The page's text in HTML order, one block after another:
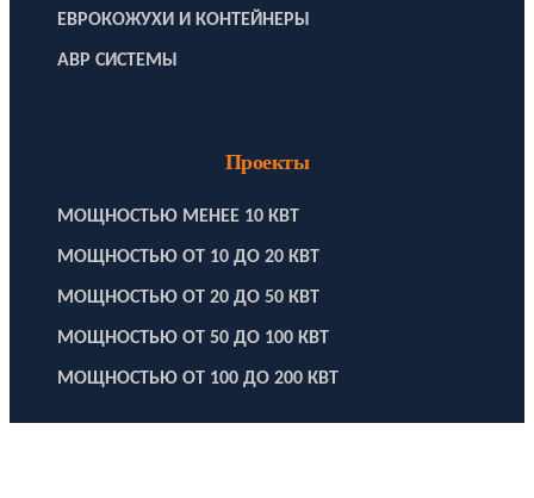
ЕВРОКОЖУХИ И КОНТЕЙНЕРЫ
АВР СИСТЕМЫ
Проекты
МОЩНОСТЬЮ МЕНЕЕ 10 КВТ
МОЩНОСТЬЮ ОТ 10 ДО 20 КВТ
МОЩНОСТЬЮ ОТ 20 ДО 50 КВТ
МОЩНОСТЬЮ ОТ 50 ДО 100 КВТ
МОЩНОСТЬЮ ОТ 100 ДО 200 КВТ